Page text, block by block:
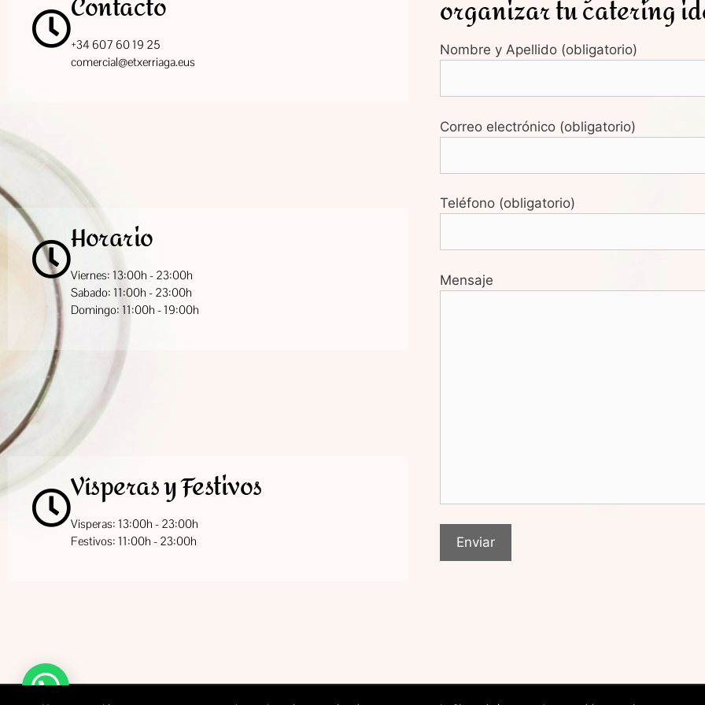
+34 607 60 19 25
comercial@etxerriaga.eus
Horario
Viernes: 13:00h - 23:00h
Sabado: 11:00h - 23:00h
Domingo: 11:00h - 19:00h
Vísperas y Festivos
Visperas: 13:00h - 23:00h
Festivos: 11:00h - 23:00h
organizar tu catering
Nombre y Apellido (obligatorio)
Correo electrónico (obligatorio)
Teléfono (obligatorio)
Mensaje